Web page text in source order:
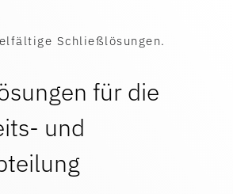
Schließlösungen.
für die
und